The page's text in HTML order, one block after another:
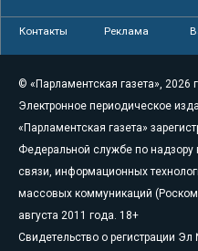
Контакты Реклама
© «Парламентская газета», 2026 г.
Электронное периодическое
«Парламентская газета»
Федеральной службе по надзору
связи, информационных
массовых коммуникаций
августа 2011 года. 18+
Свидетельство о регистрации